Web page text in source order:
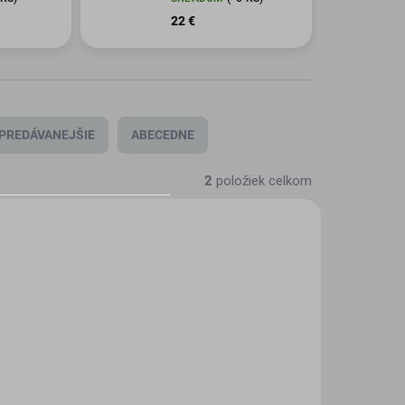
22 €
ABECEDNE
2 položiek celkom